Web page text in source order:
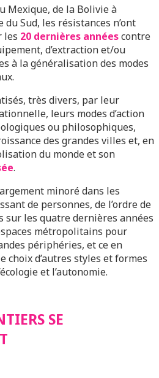
Mexique, de la Bolivie à
du Sud, les résistances n’ont
les 20 dernières annéescontre
d’extraction et/ou
à la généralisation des modes
très divers, par leur
leurs modes d’action
ou philosophiques,
des grandes villes et, en
du monde et son
.
minoré dans les
de personnes, de l’ordre de
sur les quatre dernières années
métropolitains pour
périphéries, et ce en
choix d’autres styles et formes
et l’autonomie.
SE